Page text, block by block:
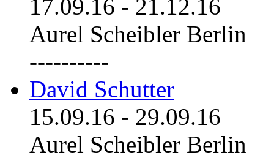
17.09.16 - 21.12.16
Aurel Scheibler Berlin
----------
David Schutter
15.09.16 - 29.09.16
Aurel Scheibler Berlin